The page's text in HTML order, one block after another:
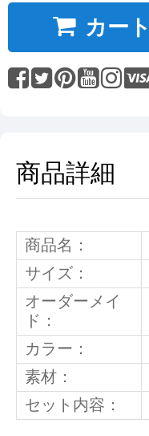
カー
商品詳細
商品名：
サイズ：
オーダーメイ
ド：
カラー：
素材：
セット内容：